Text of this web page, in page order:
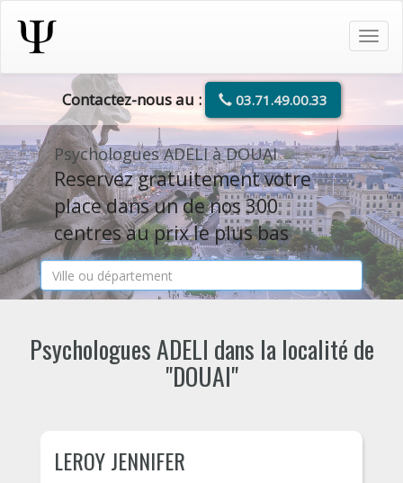
Contactez-nous au : 03.71.49.00.33
Psychologues ADELI à DOUAI
Reservez gratuitement votre
place dans un de nos 300
centres au prix le plus bas
Psychologues ADELI dans la localité de
"DOUAI"
LEROY JENNIFER